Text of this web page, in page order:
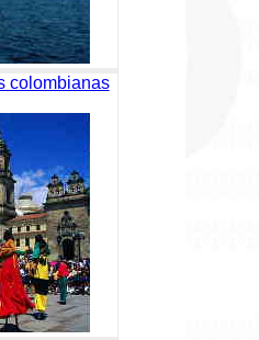
colombianas